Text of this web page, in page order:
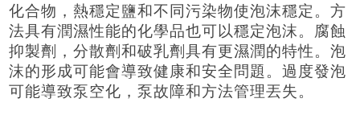
化合物，熱穩定鹽和不同污染物使泡沫穩定。方
法具有潤濕性能的化學品也可以穩定泡沫。腐蝕
抑製劑，分散劑和破乳劑具有更濕潤的特性。泡
沫的形成可能會導致健康和安全問題。過度發泡
可能導致泵空化，泵故障和方法管理丟失。